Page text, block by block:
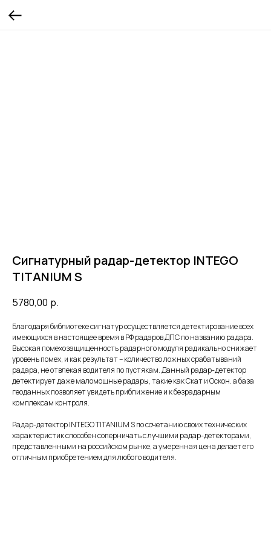
Сигнатурный радар-детектор INTEGO
TITANIUM S
5780,00 р.
Благодаря библиотеке сигнатур осуществляется детектирование всех
имеющихся в настоящее время в РФ радаров ДПС по названию радара.
Высокая помехозащищенность радарного модуля радикально снижает
уровень помех, и как результат – количество ложных срабатываний
радара, не отвлекая водителя по пустякам. Данный радар-детектор
детектирует даже маломощные радары, такие как Скат и Оскон. а база
геоданных позволяет увидеть приближение и к безрадарным
комплексам контроля.
Радар-детектор INTEGO TITANIUM S по сочетанию своих технических
характеристик способен соперничать с лучшими радар-детекторами,
представленными на российском рынке, а умеренная цена делает его
отличным приобретением для любого водителя.